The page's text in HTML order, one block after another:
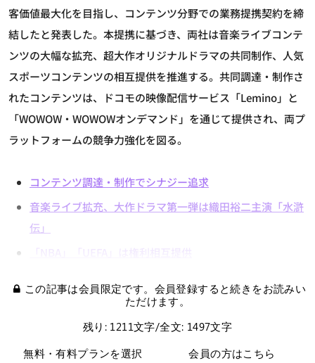
客価値最大化を目指し、コンテンツ分野での業務提携契約を締
結したと発表した。本提携に基づき、両社は音楽ライブコンテ
ンツの大幅な拡充、超大作オリジナルドラマの共同制作、人気
スポーツコンテンツの相互提供を推進する。共同調達・制作さ
れたコンテンツは、ドコモの映像配信サービス「Lemino」と
「WOWOW・WOWOWオンデマンド」を通じて提供され、両プ
ラットフォームの競争力強化を図る。
コンテンツ調達・制作でシナジー追求
音楽ライブ拡充、大作ドラマ第一弾は織田裕二主演「水滸
伝」
「NBA」「UEFA」は権利相互提供
この記事は会員限定です。会員登録すると続きをお読みい
ただけます。
残り: 1211文字/全文: 1497文字
無料・有料プランを選択
会員の方はこちら